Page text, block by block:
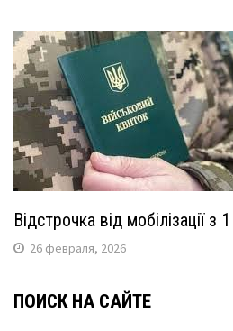
Відстрочка від мобілізації з
26 февраля, 2026
ПОИСК НА САЙТЕ